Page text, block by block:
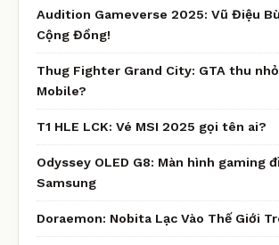
Audition Gameverse 2025: Vũ Điệu
Cộng Đồng!
Thug Fighter Grand City: GTA thu
Mobile?
T1 HLE LCK: Vé MSI 2025 gọi tên ai?
Odyssey OLED G8: Màn hình gaming
Samsung
Doraemon: Nobita Lạc Vào Thế Giới